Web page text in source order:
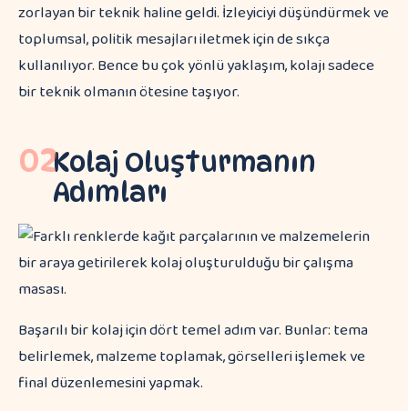
zorlayan bir teknik haline geldi. İzleyiciyi düşündürmek ve
toplumsal, politik mesajları iletmek için de sıkça
kullanılıyor. Bence bu çok yönlü yaklaşım, kolajı sadece
bir teknik olmanın ötesine taşıyor.
02Kolaj Oluşturmanın
Adımları
Başarılı bir kolaj için dört temel adım var. Bunlar: tema
belirlemek, malzeme toplamak, görselleri işlemek ve
final düzenlemesini yapmak.